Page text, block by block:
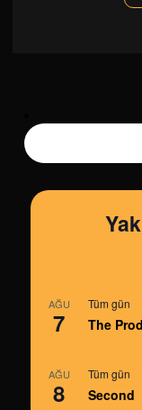
AĞU
7
Tüm gün
The
AĞU
8
Tüm gün
Second